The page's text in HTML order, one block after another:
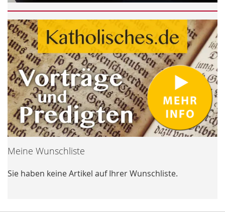
Meine Wunschliste
Sie haben keine Artikel auf Ihrer Wunschliste.